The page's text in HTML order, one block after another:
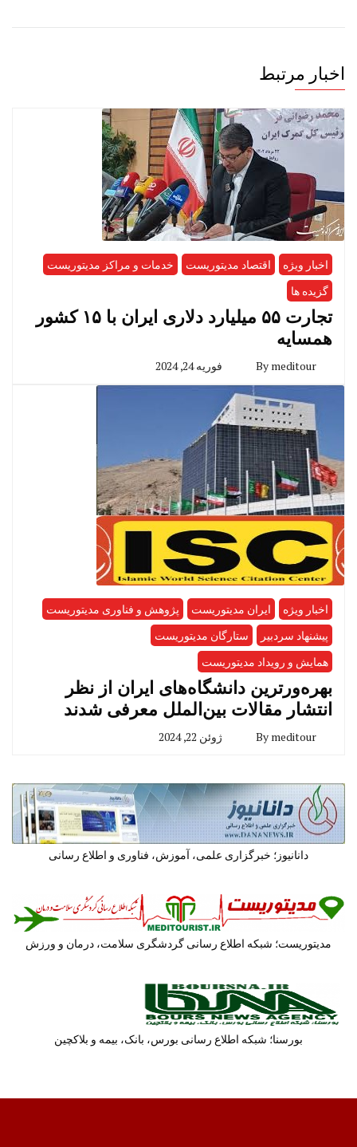
اخبار مرتبط
اخبار ویژه اقتصاد مدیتوریست
خدمات و مراکز مدیتوریست
گزیده ها
تجارت ۵۵ میلیارد دلاری ایران با ۱۵ کشور
همسایه
By meditour فوریه 24, 2024
اخبار ویژه ایران مدیتوریست
پژوهش و فناوری مدیتوریست
پیشنهاد سردبیر
ستارگان مدیتوریست
همایش و رویداد مدیتوریست
بهره‌ورترین دانشگاه‌های ایران از نظر
انتشار مقالات بین‌الملل معرفی شدند
By meditour ژوئن 22, 2024
دانانیوز؛ خبرگزاری علمی، آموزش، فناوری و اطلاع رسانی
مدیتوریست؛ شبکه اطلاع رسانی گردشگری سلامت، درمان و ورزش
بورسنا؛ شبکه اطلاع رسانی بورس، بانک، بیمه و بلاکچین